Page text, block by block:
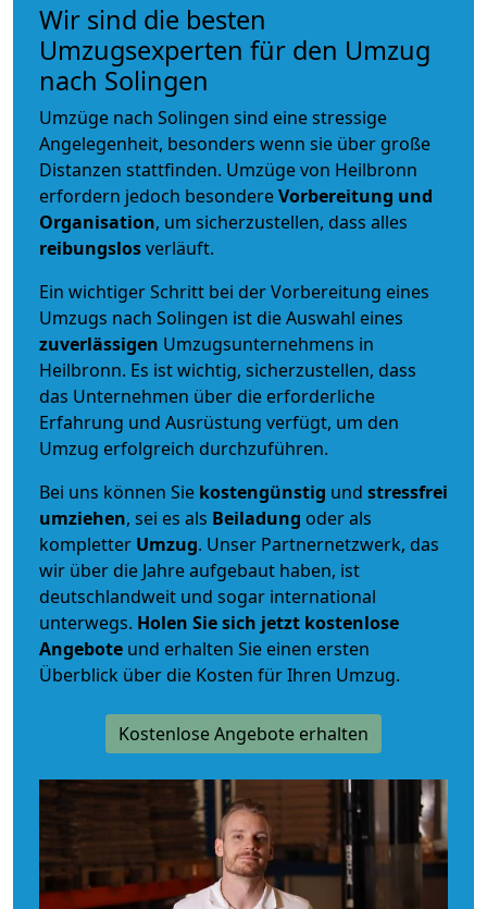
Wir sind die besten
Umzugsexperten für den Umzug
nach Solingen
Umzüge nach Solingen sind eine stressige
Angelegenheit, besonders wenn sie über große
Distanzen stattfinden. Umzüge von Heilbronn
erfordern jedoch besondereVorbereitung und
Organisation, um sicherzustellen, dass alles
reibungslosverläuft.
Ein wichtiger Schritt bei der Vorbereitung eines
Umzugs nach Solingen ist die Auswahl eines
zuverlässigen Umzugsunternehmens in
Heilbronn. Es ist wichtig, sicherzustellen, dass
das Unternehmen über die erforderliche
Erfahrung und Ausrüstung verfügt, um den
Umzug erfolgreich durchzuführen.
Bei uns können Sie kostengünstig und stressfrei
umziehen, sei es als Beiladung oder als
kompletter Umzug. Unser Partnernetzwerk, das
wir über die Jahre aufgebaut haben, ist
deutschlandweit und sogar international
unterwegs. Holen Sie sich jetzt kostenlose
Angebote und erhalten Sie einen ersten
Überblick über die Kosten für Ihren Umzug.
Kostenlose Angebote erhalten